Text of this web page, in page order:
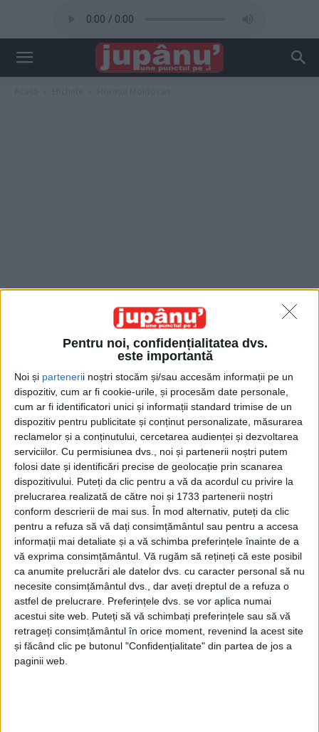
Pentru noi, confidențialitatea dvs.
este importantă
Noi și partenerii noștri stocăm și/sau accesăm informații pe un
dispozitiv, cum ar fi cookie-urile, și procesăm date personale,
cum ar fi identificatori unici și informații standard trimise de un
dispozitiv pentru publicitate și conținut personalizate, măsurarea
reclamelor și a conținutului, cercetarea audienței și dezvoltarea
serviciilor. Cu permisiunea dvs., noi și partenerii noștri putem
folosi date și identificări precise de geolocație prin scanarea
dispozitivului. Puteți da clic pentru a vă da acordul cu privire la
prelucrarea realizată de către noi și 1733 partenerii noștri
conform descrierii de mai sus. În mod alternativ, puteți da clic
pentru a refuza să vă dați consimțământul sau pentru a accesa
informații mai detaliate și a vă schimba preferințele înainte de a
vă exprima consimțământul. Vă rugăm să rețineți că este posibil
ca anumite prelucrări ale datelor dvs. cu caracter personal să nu
necesite consimțământul dvs., dar aveți dreptul de a refuza o
astfel de prelucrare. Preferințele dvs. se vor aplica numai
acestui site web. Puteți să vă schimbați preferințele sau să vă
retrageți consimțământul în orice moment, revenind la acest site
și făcând clic pe butonul "Confidențialitate" din partea de jos a
paginii web.
Etichetă: Horațiu Moldovan
France FootbAll the journalists in the world
Jupanu - 8 noiembrie 2024